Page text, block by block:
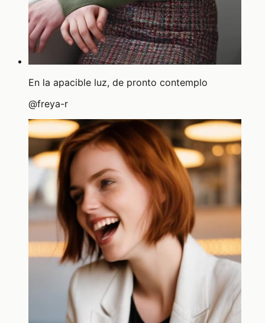
En la apacible luz, de pronto contemplo
@freya-r